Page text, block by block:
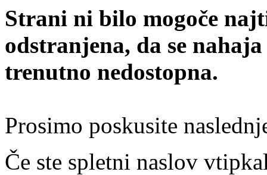
Strani ni bilo mogoče
odstranjena, da se
trenutno nedostopna.
Prosimo poskusite
Če ste spletni naslov